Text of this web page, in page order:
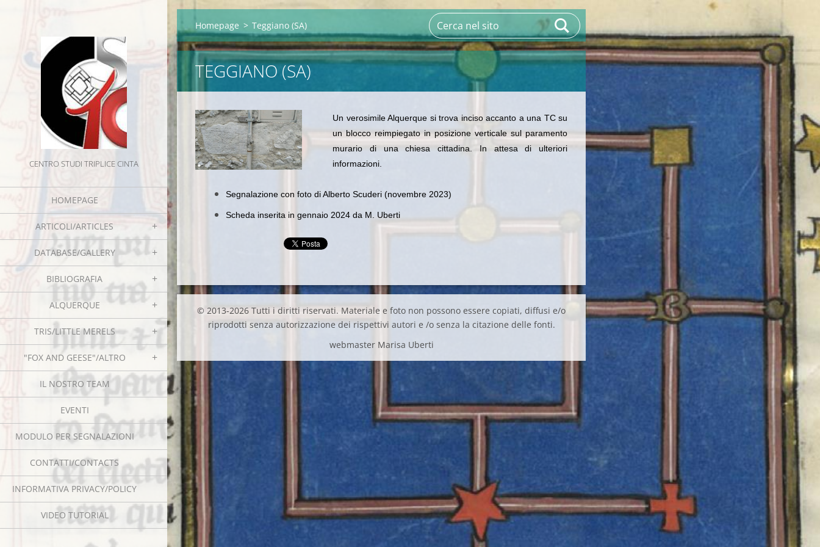
CENTRO STUDI TRIPLICE CINTA
HOMEPAGE
ARTICOLI/ARTICLES
DATABASE/GALLERY
BIBLIOGRAFIA
ALQUERQUE
TRIS/LITTLE MERELS
"FOX AND GEESE"/ALTRO
IL NOSTRO TEAM
EVENTI
MODULO PER SEGNALAZIONI
CONTATTI/CONTACTS
INFORMATIVA PRIVACY/POLICY
VIDEO TUTORIAL
Homepage > Teggiano (SA)
TEGGIANO (SA)
Un verosimile Alquerque si trova inciso accanto a una TC su
un blocco reimpiegato in posizione verticale sul paramento
murario di una chiesa cittadina. In attesa di ulteriori
informazioni.
Segnalazione con foto di Alberto Scuderi (novembre 2023)
Scheda inserita in gennaio 2024 da M. Uberti
© 2013-2026 Tutti i diritti riservati. Materiale e foto non possono essere copiati, diffusi e/o
riprodotti senza autorizzazione dei rispettivi autori e /o senza la citazione delle fonti.
webmaster Marisa Uberti